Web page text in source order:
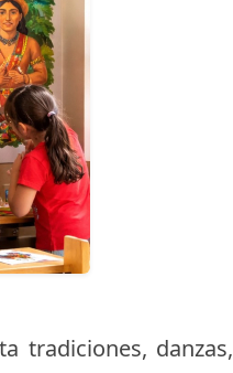
tradiciones, danzas,